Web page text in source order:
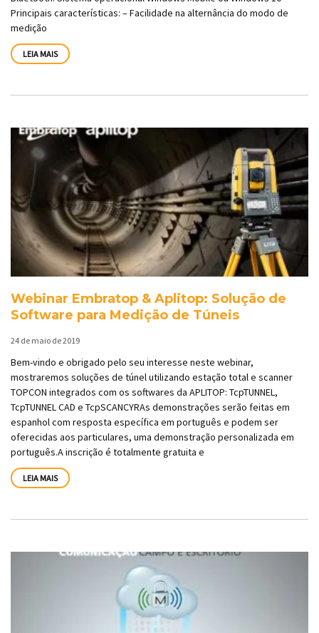
Principais características: – Facilidade na alternância do modo de
medição
LEIA MAIS
Webinar Embratop & Aplitop: Solução de
Software para Medição de Túneis
24 de maio de 2019
Bem-vindo e obrigado pelo seu interesse neste webinar,
mostraremos soluções de túnel utilizando estação total e scanner
TOPCON integrados com os softwares da APLITOP: TcpTUNNEL,
TcpTUNNEL CAD e TcpSCANCYRAs demonstrações serão feitas em
espanhol com resposta específica em português e podem ser
oferecidas aos particulares, uma demonstração personalizada em
português.A inscrição é totalmente gratuita e
LEIA MAIS